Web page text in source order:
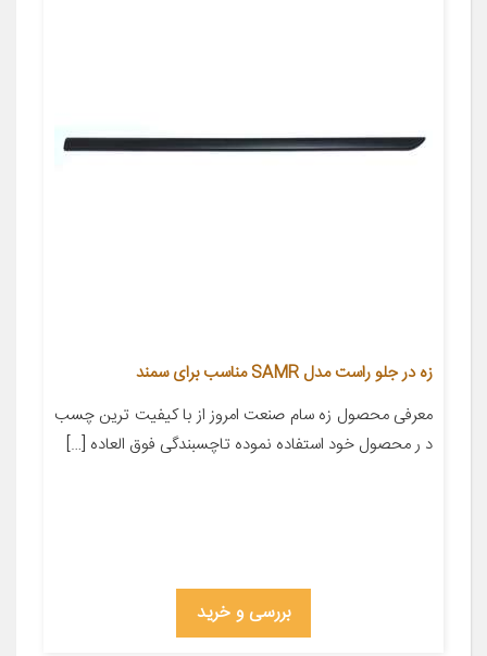
زه در جلو راست مدل SAMR مناسب برای سمند
معرفی محصول زه سام صنعت امروز از با کیفیت ترین چسب
د ر محصول خود استفاده نموده تاچسبندگی فوق العاده […]
بررسی و خرید